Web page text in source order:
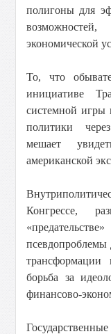
полигоны для
экономической
То, что
инициативе
системной игры
политики
мешает
американской
Конгрессе,
псевдопроблемы
трансформации
борьба за
финансово-